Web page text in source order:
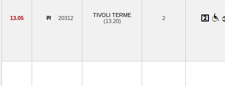
13.05 20312
TIVOLI TERME
(13.20)
2